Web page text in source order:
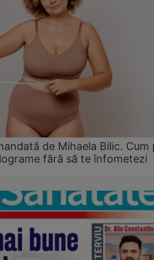
de Mihaela Bilic. Cum
fără să te înfometezi